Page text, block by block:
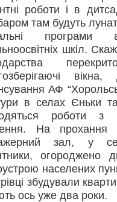
роботи і в
там будуть
програми
шкіл.
АФ
в селах Єньки
роботи з
На прохання
зал, у
населених
збудували
ось уже два роки.